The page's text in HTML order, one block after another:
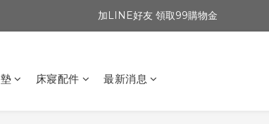
加LINE好友 領取99購物金
床寢配件 最新消息